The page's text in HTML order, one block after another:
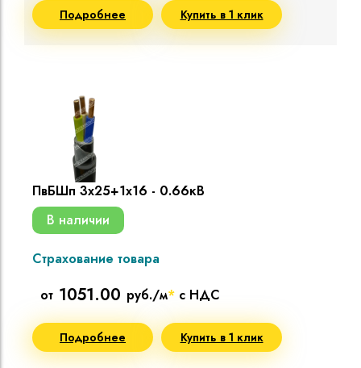
Подробнее Купить в 1 клик
ПвБШп 3х25+1х16 - 0.66кВ
В наличии
Страхование товара
от 1051.00 руб./м* с НДС
Подробнее Купить в 1 клик